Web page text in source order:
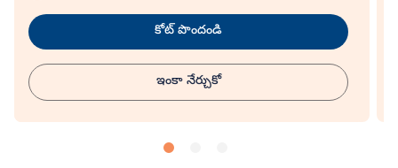
కోట్ పొందండి
ఇంకా నేర్చుకో